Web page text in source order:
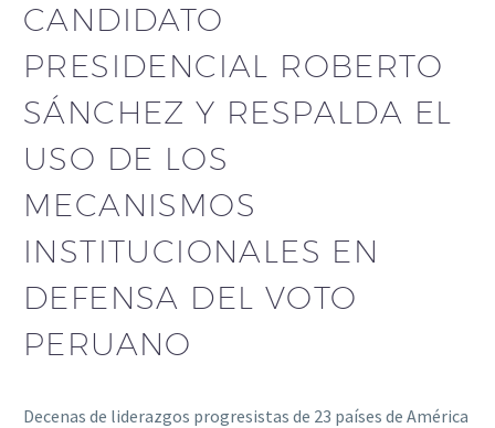
CANDIDATO
PRESIDENCIAL ROBERTO
SÁNCHEZ Y RESPALDA EL
USO DE LOS
MECANISMOS
INSTITUCIONALES EN
DEFENSA DEL VOTO
PERUANO
Decenas de liderazgos progresistas de 23 países de América